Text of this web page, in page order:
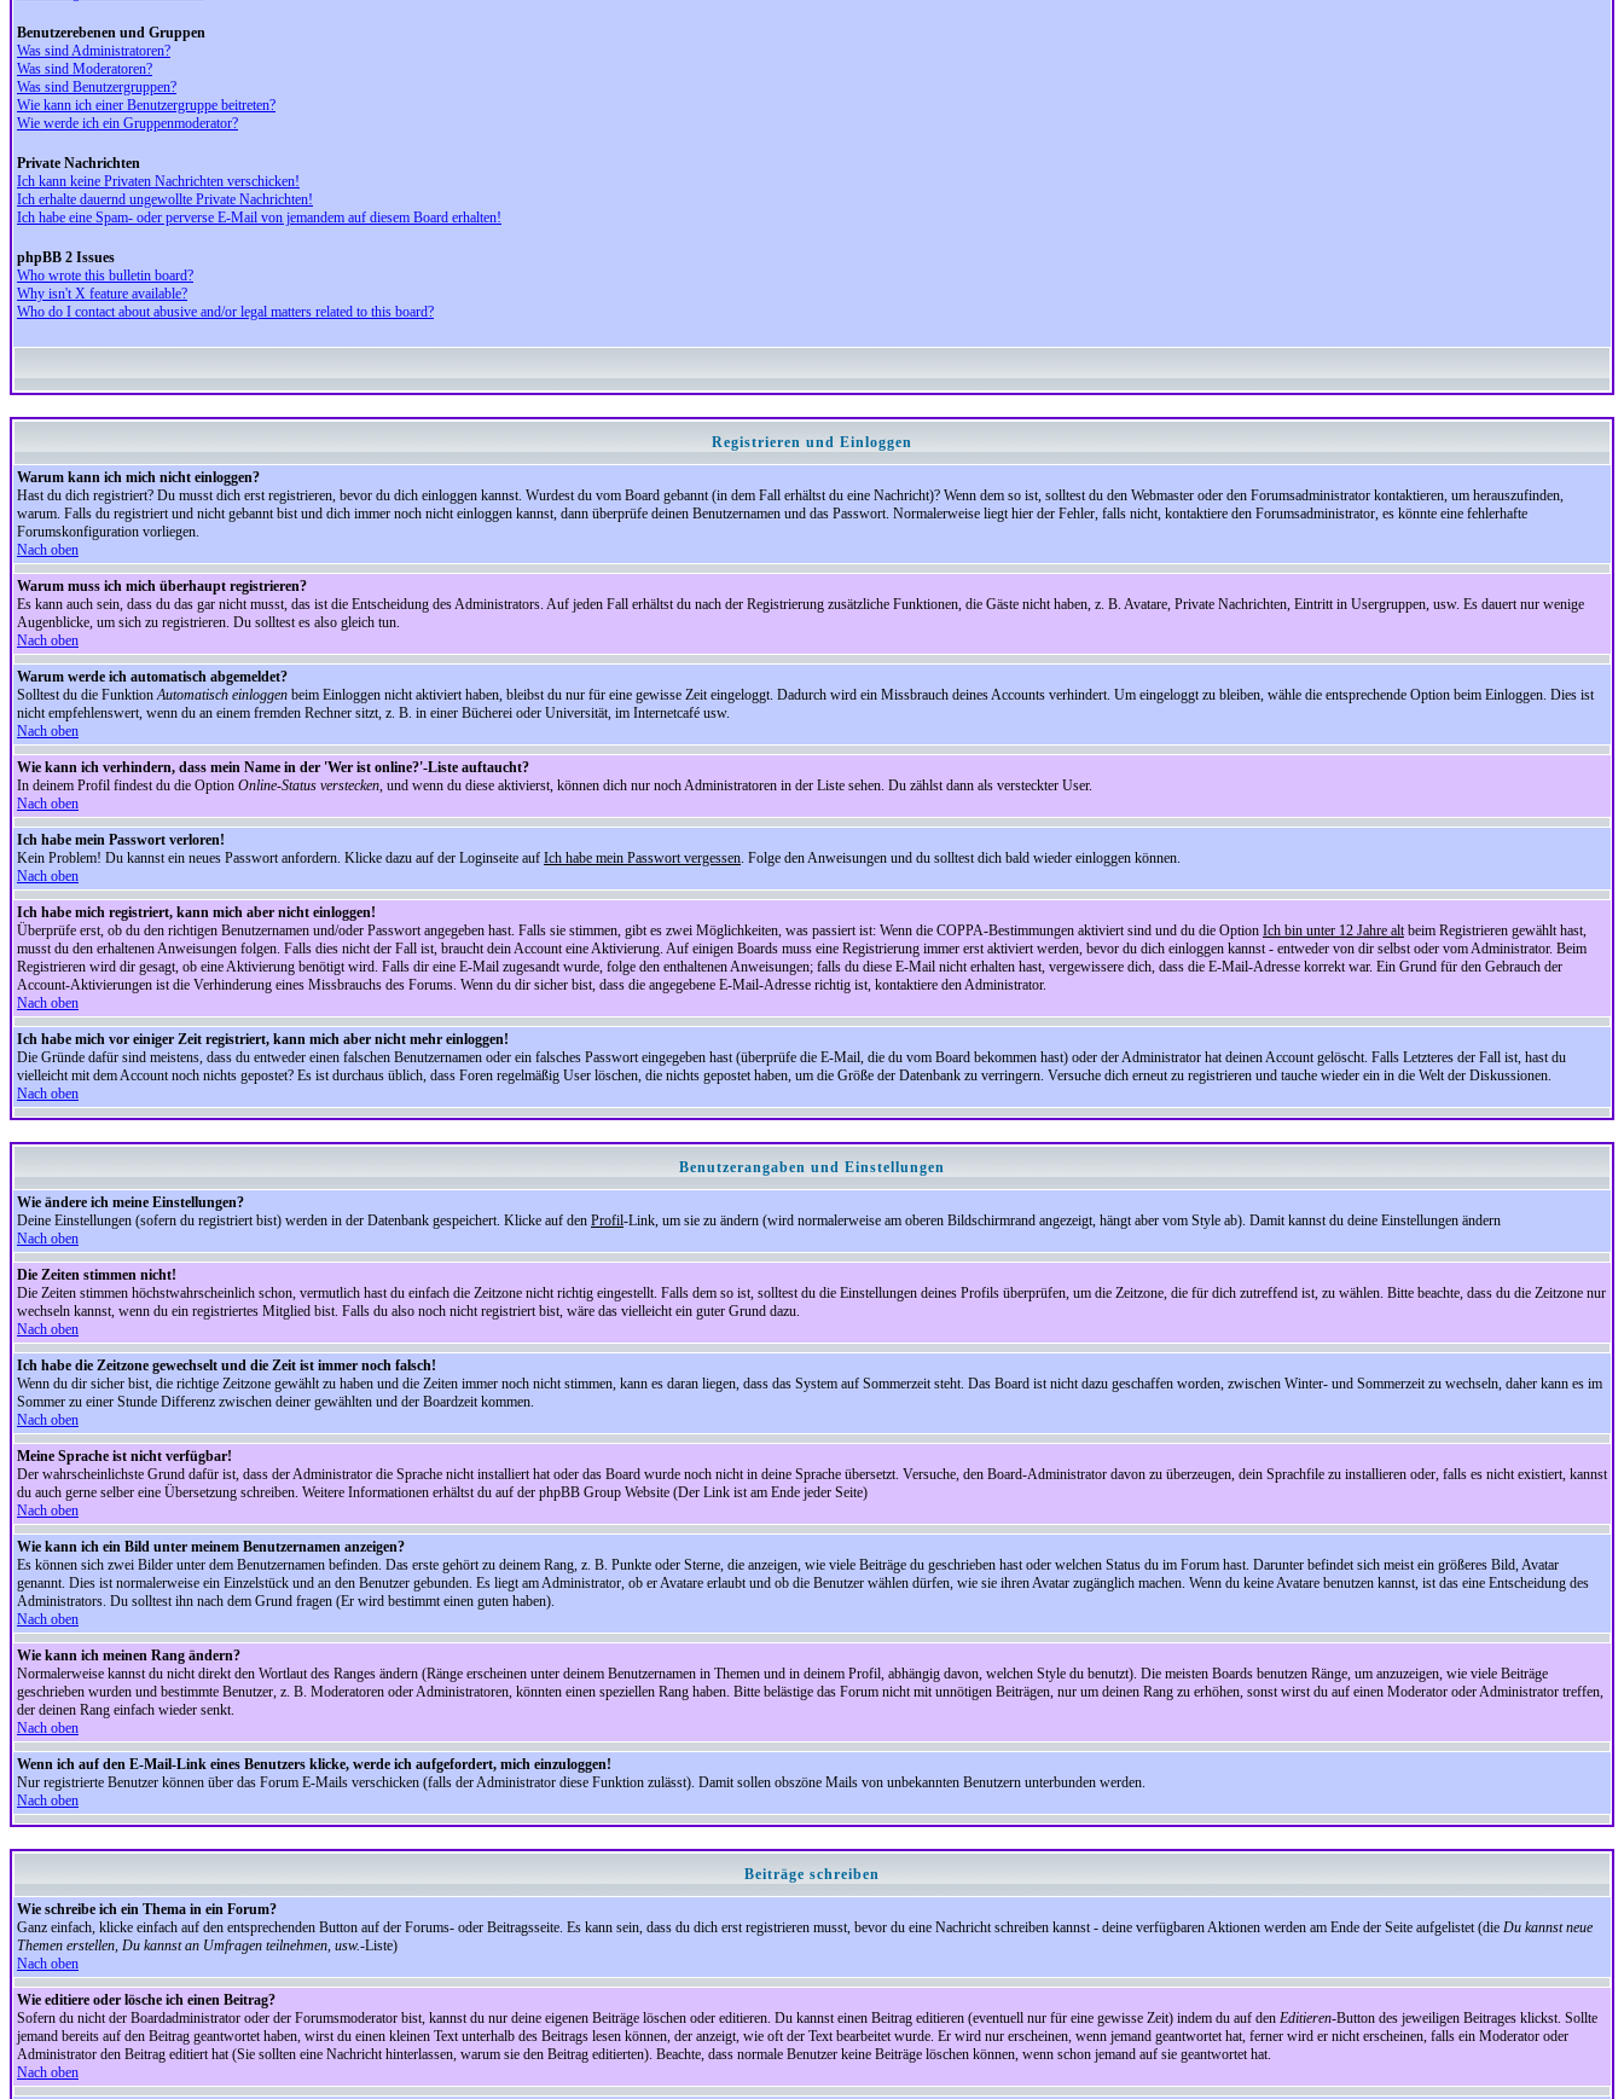
Benutzerebenen und Gruppen
Was sind Administratoren?
Was sind Moderatoren?
Was sind Benutzergruppen?
Wie kann ich einer Benutzergruppe beitreten?
Wie werde ich ein Gruppenmoderator?
Private Nachrichten
Ich kann keine Privaten Nachrichten verschicken!
Ich erhalte dauernd ungewollte Private Nachrichten!
Ich habe eine Spam- oder perverse E-Mail von jemandem auf diesem Board erhalten!
phpBB 2 Issues
Who wrote this bulletin board?
Why isn't X feature available?
Who do I contact about abusive and/or legal matters related to this board?
Registrieren und Einloggen
Warum kann ich mich nicht einloggen?
Hast du dich registriert? Du musst dich erst registrieren, bevor du dich einloggen kannst. Wurdest du vom Board gebannt (in dem Fall erhältst du eine Nachricht)? Wenn dem so ist, solltest du den Webmaster oder den Forumsadministrator kontaktieren, um herauszufinden,
warum. Falls du registriert und nicht gebannt bist und dich immer noch nicht einloggen kannst, dann überprüfe deinen Benutzernamen und das Passwort. Normalerweise liegt hier der Fehler, falls nicht, kontaktiere den Forumsadministrator, es könnte eine fehlerhafte
Forumskonfiguration vorliegen.
Nach oben
Warum muss ich mich überhaupt registrieren?
Es kann auch sein, dass du das gar nicht musst, das ist die Entscheidung des Administrators. Auf jeden Fall erhältst du nach der Registrierung zusätzliche Funktionen, die Gäste nicht haben, z. B. Avatare, Private Nachrichten, Eintritt in Usergruppen, usw. Es dauert nur wenige
Augenblicke, um sich zu registrieren. Du solltest es also gleich tun.
Nach oben
Warum werde ich automatisch abgemeldet?
Solltest du die FunktionAutomatisch einloggen beim Einloggen nicht aktiviert haben, bleibst du nur für eine gewisse Zeit eingeloggt. Dadurch wird ein Missbrauch deines Accounts verhindert. Um eingeloggt zu bleiben, wähle die entsprechende Option beim Einloggen. Dies ist
nicht empfehlenswert, wenn du an einem fremden Rechner sitzt, z. B. in einer Bücherei oder Universität, im Internetcafé usw.
Nach oben
Wie kann ich verhindern, dass mein Name in der 'Wer ist online?'-Liste auftaucht?
In deinem Profil findest du die Option Online-Status verstecken, und wenn du diese aktivierst, können dich nur noch Administratoren in der Liste sehen. Du zählst dann als versteckter User.
Nach oben
Ich habe mein Passwort verloren!
Kein Problem! Du kannst ein neues Passwort anfordern. Klicke dazu auf der Loginseite auf Ich habe mein Passwort vergessen. Folge den Anweisungen und du solltest dich bald wieder einloggen können.
Nach oben
Ich habe mich registriert, kann mich aber nicht einloggen!
Überprüfe erst, ob du den richtigen Benutzernamen und/oder Passwort angegeben hast. Falls sie stimmen, gibt es zwei Möglichkeiten, was passiert ist: Wenn die COPPA-Bestimmungen aktiviert sind und du die Option Ich bin unter 12 Jahre altbeim Registrieren gewählt hast,
musst du den erhaltenen Anweisungen folgen. Falls dies nicht der Fall ist, braucht dein Account eine Aktivierung. Auf einigen Boards muss eine Registrierung immer erst aktiviert werden, bevor du dich einloggen kannst - entweder von dir selbst oder vom Administrator. Beim
Registrieren wird dir gesagt, ob eine Aktivierung benötigt wird. Falls dir eine E-Mail zugesandt wurde, folge den enthaltenen Anweisungen; falls du diese E-Mail nicht erhalten hast, vergewissere dich, dass die E-Mail-Adresse korrekt war. Ein Grund für den Gebrauch der
Account-Aktivierungen ist die Verhinderung eines Missbrauchs des Forums. Wenn du dir sicher bist, dass die angegebene E-Mail-Adresse richtig ist, kontaktiere den Administrator.
Nach oben
Ich habe mich vor einiger Zeit registriert, kann mich aber nicht mehr einloggen!
Die Gründe dafür sind meistens, dass du entweder einen falschen Benutzernamen oder ein falsches Passwort eingegeben hast (überprüfe die E-Mail, die du vom Board bekommen hast) oder der Administrator hat deinen Account gelöscht. Falls Letzteres der Fall ist, hast du
vielleicht mit dem Account noch nichts gepostet? Es ist durchaus üblich, dass Foren regelmäßig User löschen, die nichts gepostet haben, um die Größe der Datenbank zu verringern. Versuche dich erneut zu registrieren und tauche wieder ein in die Welt der Diskussionen.
Nach oben
Benutzerangaben und Einstellungen
Wie ändere ich meine Einstellungen?
Deine Einstellungen (sofern du registriert bist) werden in der Datenbank gespeichert. Klicke auf den Profil-Link, um sie zu ändern (wird normalerweise am oberen Bildschirmrand angezeigt, hängt aber vom Style ab). Damit kannst du deine Einstellungen ändern
Nach oben
Die Zeiten stimmen nicht!
Die Zeiten stimmen höchstwahrscheinlich schon, vermutlich hast du einfach die Zeitzone nicht richtig eingestellt. Falls dem so ist, solltest du die Einstellungen deines Profils überprüfen, um die Zeitzone, die für dich zutreffend ist, zu wählen. Bitte beachte, dass du die Zeitzone nur
wechseln kannst, wenn du ein registriertes Mitglied bist. Falls du also noch nicht registriert bist, wäre das vielleicht ein guter Grund dazu.
Nach oben
Ich habe die Zeitzone gewechselt und die Zeit ist immer noch falsch!
Wenn du dir sicher bist, die richtige Zeitzone gewählt zu haben und die Zeiten immer noch nicht stimmen, kann es daran liegen, dass das System auf Sommerzeit steht. Das Board ist nicht dazu geschaffen worden, zwischen Winter- und Sommerzeit zu wechseln, daher kann es im
Sommer zu einer Stunde Differenz zwischen deiner gewählten und der Boardzeit kommen.
Nach oben
Meine Sprache ist nicht verfügbar!
Der wahrscheinlichste Grund dafür ist, dass der Administrator die Sprache nicht installiert hat oder das Board wurde noch nicht in deine Sprache übersetzt. Versuche, den Board-Administrator davon zu überzeugen, dein Sprachfile zu installieren oder, falls es nicht existiert, kannst
du auch gerne selber eine Übersetzung schreiben. Weitere Informationen erhältst du auf der phpBB Group Website (Der Link ist am Ende jeder Seite)
Nach oben
Wie kann ich ein Bild unter meinem Benutzernamen anzeigen?
Es können sich zwei Bilder unter dem Benutzernamen befinden. Das erste gehört zu deinem Rang, z. B. Punkte oder Sterne, die anzeigen, wie viele Beiträge du geschrieben hast oder welchen Status du im Forum hast. Darunter befindet sich meist ein größeres Bild, Avatar
genannt. Dies ist normalerweise ein Einzelstück und an den Benutzer gebunden. Es liegt am Administrator, ob er Avatare erlaubt und ob die Benutzer wählen dürfen, wie sie ihren Avatar zugänglich machen. Wenn du keine Avatare benutzen kannst, ist das eine Entscheidung des
Administrators. Du solltest ihn nach dem Grund fragen (Er wird bestimmt einen guten haben).
Nach oben
Wie kann ich meinen Rang ändern?
Normalerweise kannst du nicht direkt den Wortlaut des Ranges ändern (Ränge erscheinen unter deinem Benutzernamen in Themen und in deinem Profil, abhängig davon, welchen Style du benutzt). Die meisten Boards benutzen Ränge, um anzuzeigen, wie viele Beiträge
geschrieben wurden und bestimmte Benutzer, z. B. Moderatoren oder Administratoren, könnten einen speziellen Rang haben. Bitte belästige das Forum nicht mit unnötigen Beiträgen, nur um deinen Rang zu erhöhen, sonst wirst du auf einen Moderator oder Administrator treffen,
der deinen Rang einfach wieder senkt.
Nach oben
Wenn ich auf den E-Mail-Link eines Benutzers klicke, werde ich aufgefordert, mich einzuloggen!
Nur registrierte Benutzer können über das Forum E-Mails verschicken (falls der Administrator diese Funktion zulässt). Damit sollen obszöne Mails von unbekannten Benutzern unterbunden werden.
Nach oben
Beiträge schreiben
Wie schreibe ich ein Thema in ein Forum?
Ganz einfach, klicke einfach auf den entsprechenden Button auf der Forums- oder Beitragsseite. Es kann sein, dass du dich erst registrieren musst, bevor du eine Nachricht schreiben kannst - deine verfügbaren Aktionen werden am Ende der Seite aufgelistet (die Du kannst neue
Themen erstellen, Du kannst an Umfragen teilnehmen, usw.-Liste)
Nach oben
Wie editiere oder lösche ich einen Beitrag?
Sofern du nicht der Boardadministrator oder der Forumsmoderator bist, kannst du nur deine eigenen Beiträge löschen oder editieren. Du kannst einen Beitrag editieren (eventuell nur für eine gewisse Zeit) indem du auf den Editieren-Button des jeweiligen Beitrages klickst. Sollte
jemand bereits auf den Beitrag geantwortet haben, wirst du einen kleinen Text unterhalb des Beitrags lesen können, der anzeigt, wie oft der Text bearbeitet wurde. Er wird nur erscheinen, wenn jemand geantwortet hat, ferner wird er nicht erscheinen, falls ein Moderator oder
Administrator den Beitrag editiert hat (Sie sollten eine Nachricht hinterlassen, warum sie den Beitrag editierten). Beachte, dass normale Benutzer keine Beiträge löschen können, wenn schon jemand auf sie geantwortet hat.
Nach oben